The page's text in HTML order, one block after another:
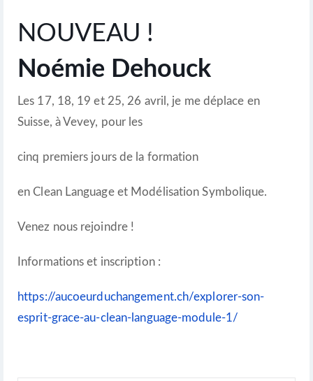
NOUVEAU !
Noémie Dehouck
Les 17, 18, 19 et 25, 26 avril, je me déplace en
Suisse, à Vevey, pour les
cinq premiers jours de la formation
en Clean Language et Modélisation Symbolique.
Venez nous rejoindre !
Informations et inscription :
https://aucoeurduchangement.ch/explorer-son-
esprit-grace-au-clean-language-module-1/